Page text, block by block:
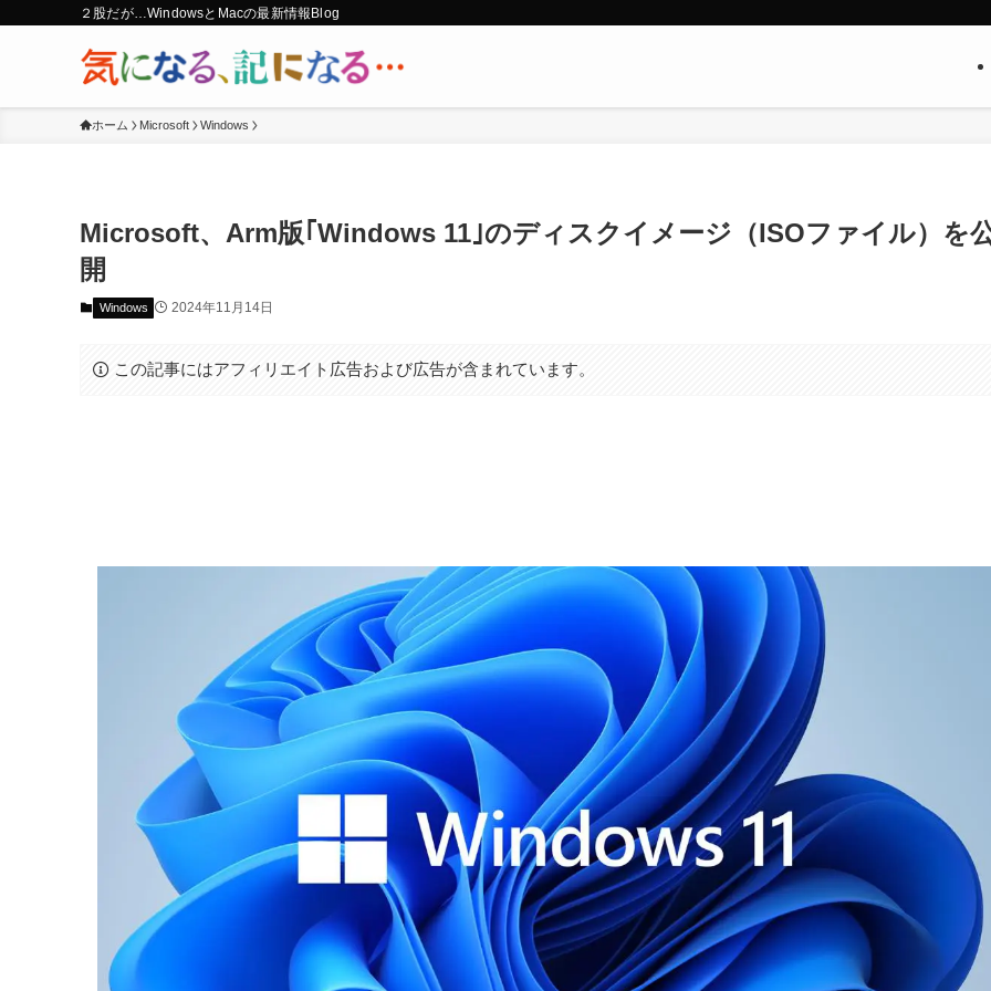
２股だが…WindowsとMacの最新情報Blog
ホーム Microsoft Windows
Microsoft、Arm版｢Windows 11｣のディスクイメージ（ISOファイル）を
開
Windows 2024年11月14日
この記事にはアフィリエイト広告および広告が含まれています。